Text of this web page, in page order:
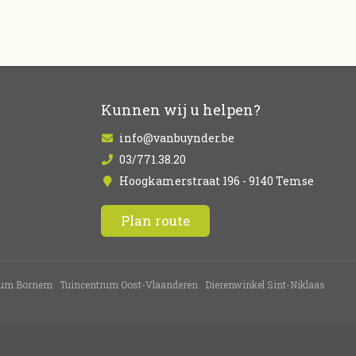
Kunnen wij u helpen?
info@vanbuynder.be
03/771.38.20
Hoogkamerstraat 196 - 9140 Temse
Plan route
Bornem Tuincentrum Oost-Vlaanderen Dierenwinkel Sint-Niklaas